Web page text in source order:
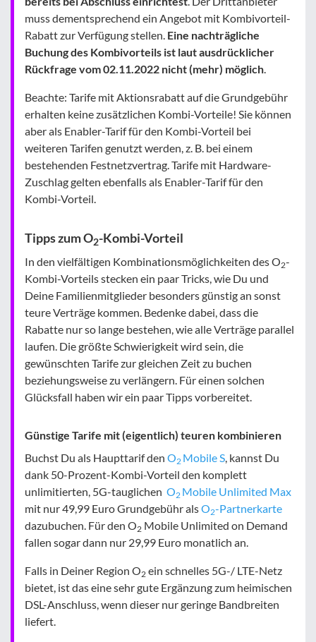
muss dementsprechend ein Angebot mit Kombivorteil-
Rabatt zur Verfügung stellen. Eine nachträgliche
Buchung des Kombivorteils ist laut ausdrücklicher
Rückfrage vom 02.11.2022 nicht (mehr) möglich.
Beachte: Tarife mit Aktionsrabatt auf die Grundgebühr
erhalten keine zusätzlichen Kombi-Vorteile! Sie können
aber als Enabler-Tarif für den Kombi-Vorteil bei
weiteren Tarifen genutzt werden, z. B. bei einem
bestehenden Festnetzvertrag. Tarife mit Hardware-
Zuschlag gelten ebenfalls als Enabler-Tarif für den
Kombi-Vorteil.
Tipps zum O2-Kombi-Vorteil
In den vielfältigen Kombinationsmöglichkeiten des O2-
Kombi-Vorteils stecken ein paar Tricks, wie Du und
Deine Familienmitglieder besonders günstig an sonst
teure Verträge kommen. Bedenke dabei, dass die
Rabatte nur so lange bestehen, wie alle Verträge parallel
laufen. Die größte Schwierigkeit wird sein, die
gewünschten Tarife zur gleichen Zeit zu buchen
beziehungsweise zu verlängern. Für einen solchen
Glücksfall haben wir ein paar Tipps vorbereitet.
Günstige Tarife mit (eigentlich) teuren kombinieren
Buchst Du als Haupttarif den O2 Mobile S, kannst Du
dank 50-Prozent-Kombi-Vorteil den komplett
unlimitierten, 5G-tauglichen O2 Mobile Unlimited Max
mit nur 49,99 Euro Grundgebühr alsO2-Partnerkarte
dazubuchen. Für den O2 Mobile Unlimited on Demand
fallen sogar dann nur 29,99 Euro monatlich an.
Falls in Deiner Region O2 ein schnelles 5G-/ LTE-Netz
bietet, ist das eine sehr gute Ergänzung zum heimischen
DSL-Anschluss, wenn dieser nur geringe Bandbreiten
liefert.